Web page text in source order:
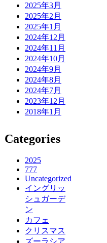
2025年3月
2025年2月
2025年1月
2024年12月
2024年11月
2024年10月
2024年9月
2024年8月
2024年7月
2023年12月
2018年1月
Categories
2025
777
Uncategorized
イングリッ
シュガーデ
ン
カフェ
クリスマス
ズーラシア